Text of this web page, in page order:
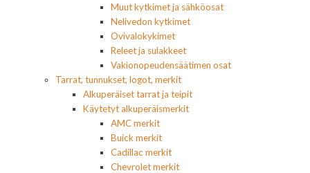
Muut kytkimet ja sähköosat
Nelivedon kytkimet
Ovivalokykimet
Releet ja sulakkeet
Vakionopeudensäätimen osat
Tarrat, tunnukset, logot, merkit
Alkuperäiset tarrat ja teipit
Käytetyt alkuperäismerkit
AMC merkit
Buick merkit
Cadillac merkit
Chevrolet merkit